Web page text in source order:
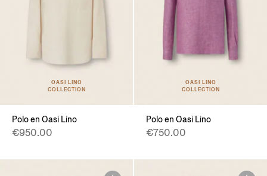
OASI LINO
COLLECTION
Polo en Oasi Lino
€950.00
OASI LINO
COLLECTION
Polo en Oasi Lino
€750.00